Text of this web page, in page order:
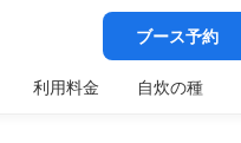
ブース予約
利用料金 自炊の種